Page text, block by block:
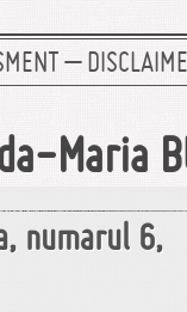
–
Maria
numarul 6,